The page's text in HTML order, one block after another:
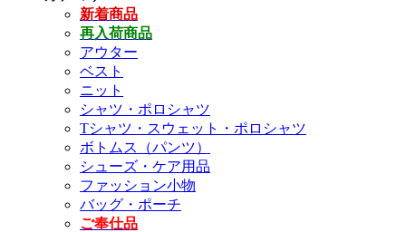
新着商品
再入荷商品
アウター
ベスト
ニット
シャツ・ポロシャツ
Tシャツ・スウェット・ポロシャツ
ボトムス（パンツ）
シューズ・ケア用品
ファッション小物
バッグ・ポーチ
ご奉仕品